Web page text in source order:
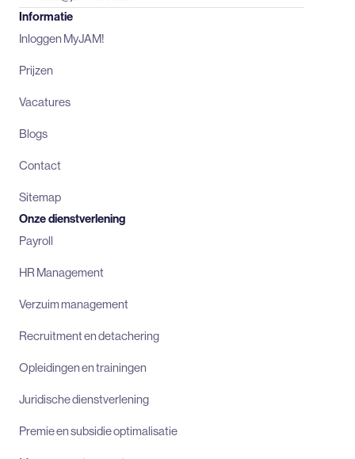
Informatie
Inloggen MyJAM!
Prijzen
Vacatures
Blogs
Contact
Sitemap
Onze dienstverlening
Payroll
HR Management
Verzuim management
Recruitment en detachering
Opleidingen en trainingen
Juridische dienstverlening
Premie en subsidie optimalisatie